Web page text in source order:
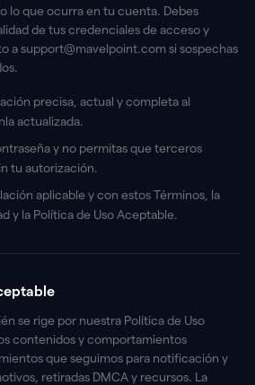
lo que ocurra en tu cuenta. Debes
de tus credenciales de acceso y
a support@mavelpoint.com si sospechas
precisa, actual y completa al
actualizada.
y no permitas que terceros
tu autorización.
aplicable y con estos Términos, la
y la Política de Uso Aceptable.
se rige por nuestra Política de Uso
contenidos y comportamientos
que seguimos para notificación y
retiradas DMCA y recursos. La